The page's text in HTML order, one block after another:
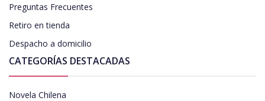
Preguntas Frecuentes
Retiro en tienda
Despacho a domicilio
CATEGORÍAS DESTACADAS
Novela Chilena